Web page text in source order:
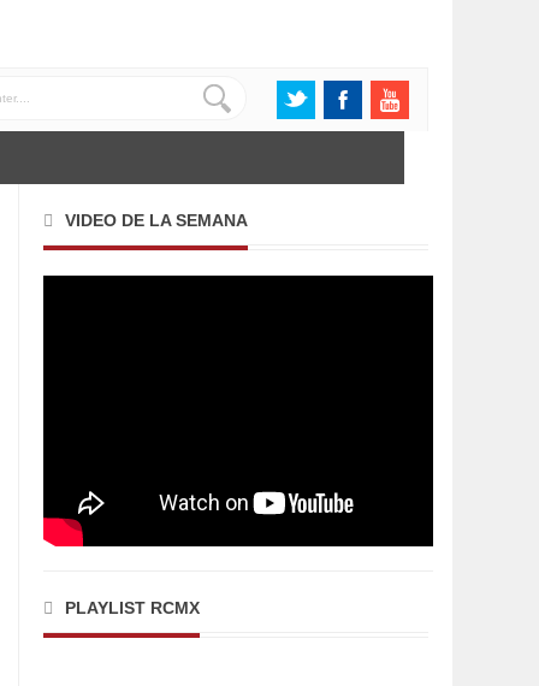
VIDEO DE LA SEMANA
PLAYLIST RCMX